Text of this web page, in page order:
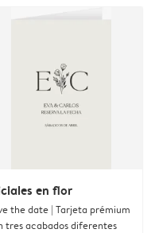
en flor
the date | Tarjeta prémium
tres acabados diferentes